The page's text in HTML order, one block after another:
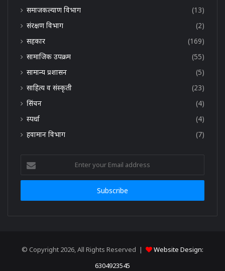
समाजकल्याण विभाग
(13)
संरक्षण विभाग
(2)
सहकार
(169)
सामाजिक उपक्रम
(55)
सामान्य प्रशासन
(5)
साहित्य व संस्कृती
(23)
सिंचन
(4)
स्पर्धा
(4)
हवामान विभाग
(7)
your
Email
© Copyright 2026, All Rights Reserved |
Website Design:
6304923545